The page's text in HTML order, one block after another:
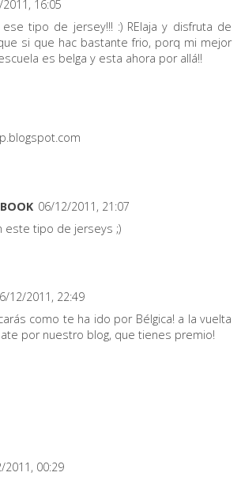
16:05
tipo de jersey!!! :) RElaja y disfruta de
si que hac bastante frio, porq mi mejor
es belga y esta ahora por allá!!
06/12/2011, 21:07
este tipo de jerseys ;)
12/2011, 22:49
como te ha ido por Bélgica! a la vuelta
por nuestro blog, que tienes premio!
2011, 00:29